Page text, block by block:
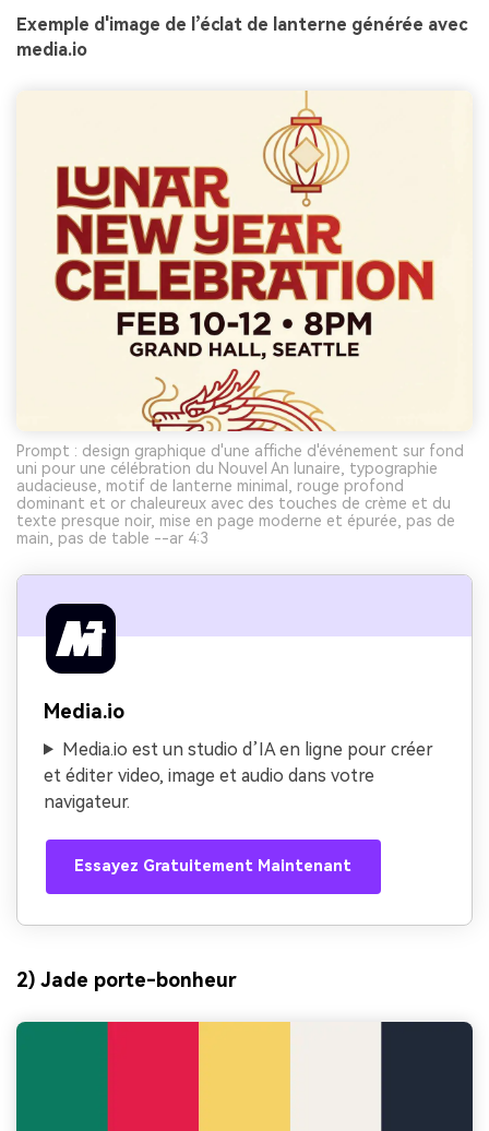
Exemple d'image de l’éclat de lanterne générée avec
media.io
Prompt : design graphique d'une affiche d'événement sur fond
uni pour une célébration du Nouvel An lunaire, typographie
audacieuse, motif de lanterne minimal, rouge profond
dominant et or chaleureux avec des touches de crème et du
texte presque noir, mise en page moderne et épurée, pas de
main, pas de table --ar 4:3
Media.io
Media.io est un studio d’IA en ligne pour créer
et éditer video, image et audio dans votre
navigateur.
Essayez Gratuitement Maintenant
2) Jade porte-bonheur